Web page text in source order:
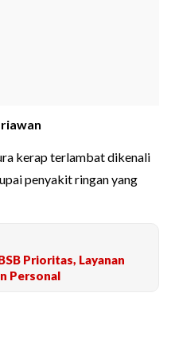
kerap terlambat dikenali
penyakit ringan yang
Prioritas, Layanan
Personal